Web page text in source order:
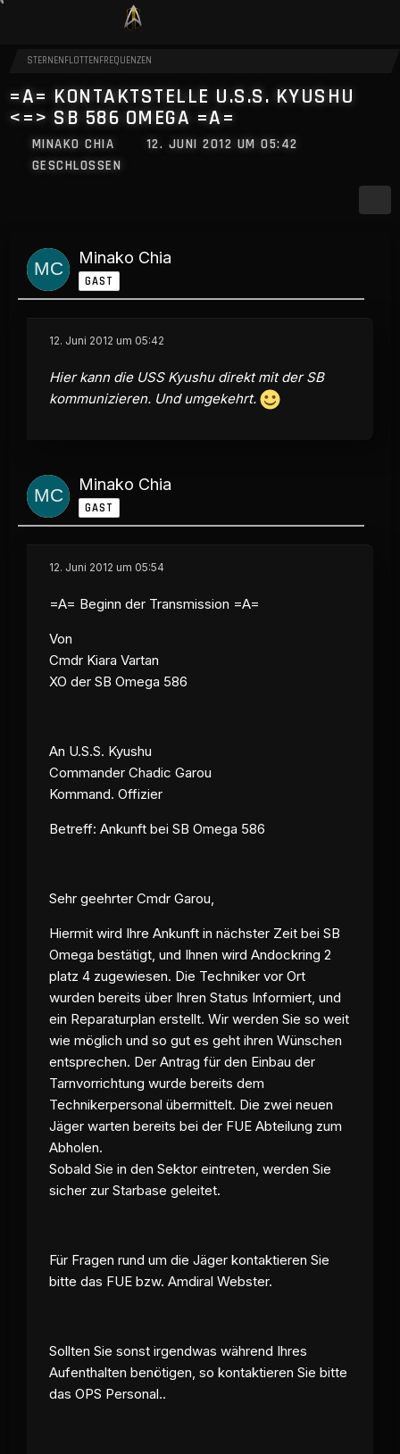
STERNENFLOTTENFREQUENZEN
=A= KONTAKTSTELLE U.S.S. KYUSHU
<=> SB 586 OMEGA =A=
MINAKO CHIA
12. JUNI 2012 UM 05:42
GESCHLOSSEN
Minako Chia
GAST
12. Juni 2012 um 05:42
Hier kann die USS Kyushu direkt mit der SB
kommunizieren. Und umgekehrt.
Minako Chia
GAST
12. Juni 2012 um 05:54
=A= Beginn der Transmission =A=
Von
Cmdr Kiara Vartan
XO der SB Omega 586
An U.S.S. Kyushu
Commander Chadic Garou
Kommand. Offizier
Betreff: Ankunft bei SB Omega 586
Sehr geehrter Cmdr Garou,
Hiermit wird Ihre Ankunft in nächster Zeit bei SB
Omega bestätigt, und Ihnen wird Andockring 2
platz 4 zugewiesen. Die Techniker vor Ort
wurden bereits über Ihren Status Informiert, und
ein Reparaturplan erstellt. Wir werden Sie so weit
wie möglich und so gut es geht ihren Wünschen
entsprechen. Der Antrag für den Einbau der
Tarnvorrichtung wurde bereits dem
Technikerpersonal übermittelt. Die zwei neuen
Jäger warten bereits bei der FUE Abteilung zum
Abholen.
Sobald Sie in den Sektor eintreten, werden Sie
sicher zur Starbase geleitet.
Für Fragen rund um die Jäger kontaktieren Sie
bitte das FUE bzw. Amdiral Webster.
Sollten Sie sonst irgendwas während Ihres
Aufenthalten benötigen, so kontaktieren Sie bitte
das OPS Personal..